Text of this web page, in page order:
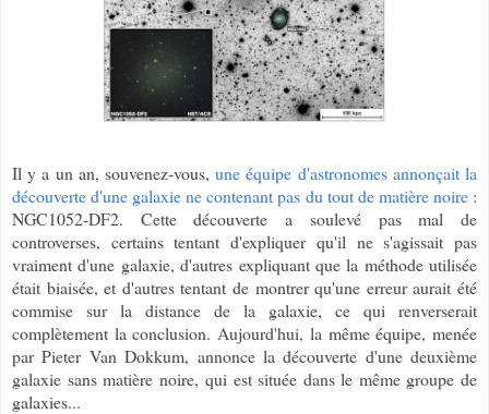
Il y a un an, souvenez-vous,une équipe d'astronomes annonçait la
découverte d'une galaxie ne contenant pas du tout de matière noire:
NGC1052-DF2. Cette découverte a soulevé pas mal de
controverses, certains tentant d'expliquer qu'il ne s'agissait pas
vraiment d'une galaxie, d'autres expliquant que la méthode utilisée
était biaisée, et d'autres tentant de montrer qu'une erreur aurait été
commise sur la distance de la galaxie, ce qui renverserait
complètement la conclusion. Aujourd'hui, la même équipe, menée
par Pieter Van Dokkum, annonce la découverte d'une deuxième
galaxie sans matière noire, qui est située dans le même groupe de
galaxies...